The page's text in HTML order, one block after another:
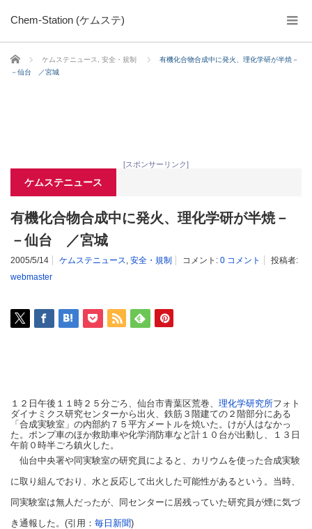
Chem-Station (ケムステ)
ホーム ケムステニュース 安全・規制
有機化合物合成中に発火、理化学研が半焼－
－仙台 ／宮城
[スポンサーリンク]
ケムステニュース
有機化合物合成中に発火、理化学研が半焼－
－仙台 ／宮城
2005/5/14 ケムステニュース, 安全・規制 コメント: 0 コメント
投稿者:
webmaster
１２日午後１１時２５分ごろ、仙台市青葉区荒巻、 理化学研究所フォト
ダイナミクス研究センターから出火、鉄筋３階建ての２階部分にある
「合成実験室」の内部約７５平方メートルを焼いた。けが人はなかっ
た。ポンプ車のほか救助車や化学消防車など計１０台が出動し、１３日
午前０時半ごろ鎮火した。
仙台中央署や同実験室の研究員によると、カリウムを使った合成実験
に取り組んでおり、水と反応して出火した可能性があるという。当時、
同実験室は無人だったが、同センターに居残っていた研究員が煙に気づ
き通報した。(引用： 毎日新聞)